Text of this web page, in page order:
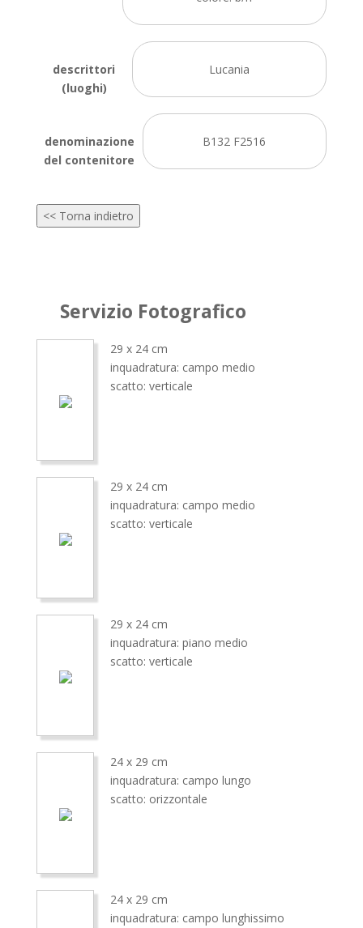
descrittori
(luoghi)
Lucania
denominazione
del contenitore
B132 F2516
<< Torna indietro
Servizio Fotografico
29 x 24 cm
inquadratura: campo medio
scatto: verticale
29 x 24 cm
inquadratura: campo medio
scatto: verticale
29 x 24 cm
inquadratura: piano medio
scatto: verticale
24 x 29 cm
inquadratura: campo lungo
scatto: orizzontale
24 x 29 cm
inquadratura: campo lunghissimo